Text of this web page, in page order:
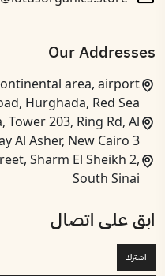
ابق على اتصال
اشترك
Our Addresses
area, airport
Hurghada, Red Sea
203, Ring Rd, Al
Al Asher, New Cairo 3
Sharm El Sheikh 2,
South Sinai